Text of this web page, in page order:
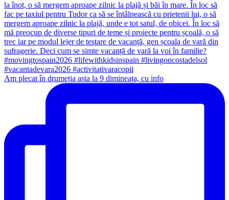
Am plecat în drumeția asta la 9 dimineața, cu info